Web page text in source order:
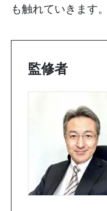
も触れていきます。
監修者